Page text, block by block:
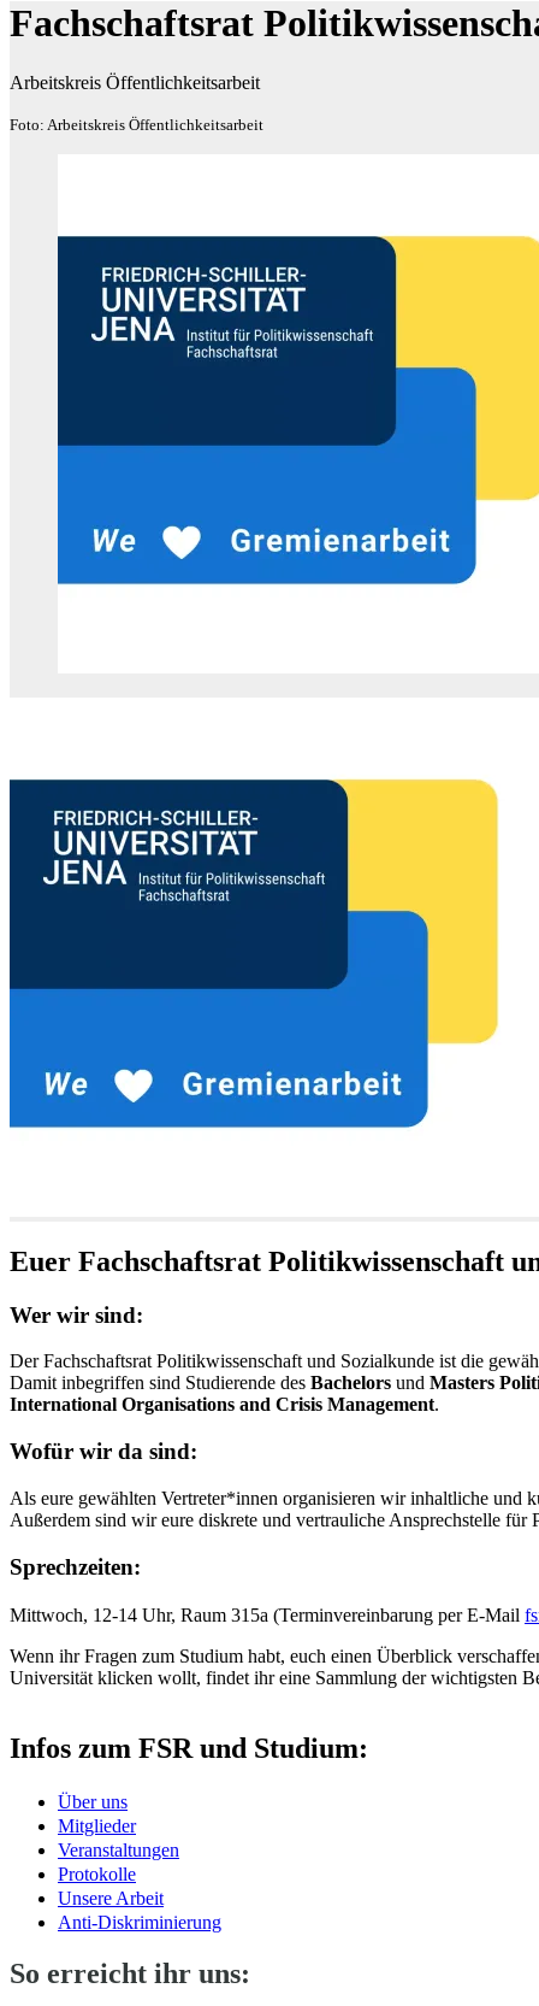
Fachschaftsrat
Arbeitskreis Öffentlichkeitsarbeit
Foto: Arbeitskreis Öffentlichkeitsarbeit
Euer Fachschaftsrat Politikwissenschaft
Wer wir sind:
Der Fachschaftsrat Politikwissenschaft und Sozialkunde ist die
Damit inbegriffen sind Studierende des Bachelors und Masters
International Organisations and Crisis Management.
Wofür wir da sind:
Als eure gewählten Vertreter*innen organisieren wir inhaltliche und
Außerdem sind wir eure diskrete und vertrauliche Ansprechstelle
Sprechzeiten:
Mittwoch, 12-14 Uhr, Raum 315a (Terminvereinbarung per E-Mail
Wenn ihr Fragen zum Studium habt, euch einen Überblick
Universität klicken wollt, findet ihr eine Sammlung der wichtigsten
Infos zum FSR und Studium:
Über uns
Mitglieder
Veranstaltungen
Protokolle
Unsere Arbeit
Anti-Diskriminierung
So erreicht ihr uns: